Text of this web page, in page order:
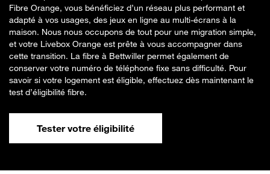
Fibre Orange, vous bénéficiez d’un réseau plus performant et
adapté à vos usages, des jeux en ligne au multi-écrans à la
maison. Nous nous occupons de tout pour une migration simple,
et votre Livebox Orange est prête à vous accompagner dans
cette transition. La fibre à Bettwiller permet également de
conserver votre numéro de téléphone fixe sans difficulté. Pour
savoir si votre logement est éligible, effectuez dès maintenant le
test d’éligibilité fibre.
Tester votre éligibilité